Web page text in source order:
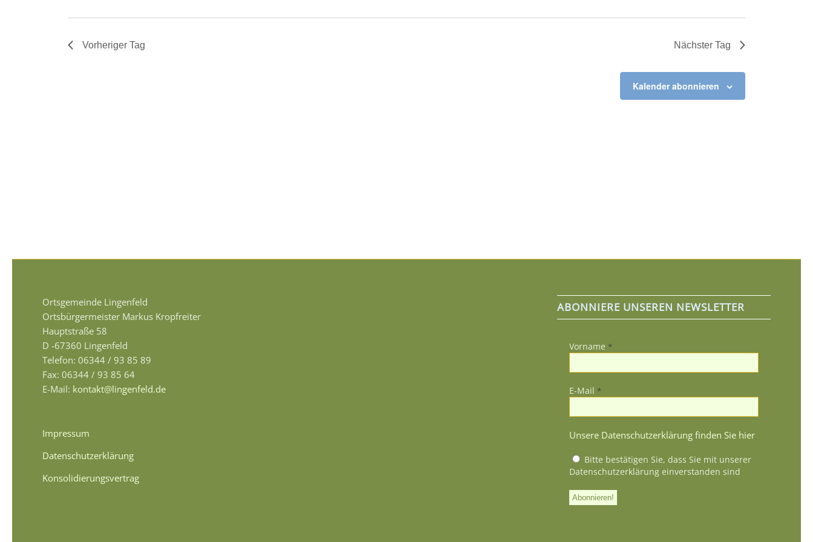
Vorheriger Tag Nächster Tag
Kalender abonnieren
Ortsgemeinde Lingenfeld
Ortsbürgermeister Markus Kropfreiter
Hauptstraße 58
D -67360 Lingenfeld
Telefon: 06344 / 93 85 89
Fax: 06344 / 93 85 64
E-Mail: kontakt@lingenfeld.de
Impressum
Datenschutzerklärung
Konsolidierungsvertrag
ABONNIERE UNSEREN NEWSLETTER
Vorname *
E-Mail *
Unsere Datenschutzerklärung finden Sie hier
Bitte bestätigen Sie, dass Sie mit unserer
Datenschutzerklärung einverstanden sind